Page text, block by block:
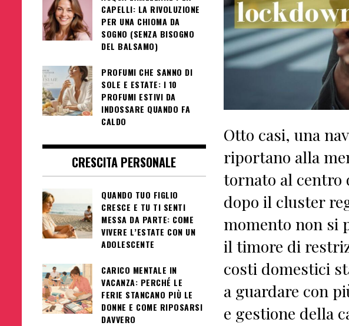
Otto casi, una
riportano alla
tornato al centro
dopo il cluster
momento non si
il timore di
costi domestici
a guardare con
e gestione della
CAPELLI: LA RIVOLUZIONE
PER UNA CHIOMA DA
SOGNO (SENZA BISOGNO
DEL BALSAMO)
PROFUMI CHE SANNO DI
SOLE E ESTATE: I 10
PROFUMI ESTIVI DA
INDOSSARE QUANDO FA
CALDO
CRESCITA PERSONALE
QUANDO TUO FIGLIO
CRESCE E TU TI SENTI
MESSA DA PARTE: COME
VIVERE L’ESTATE CON UN
ADOLESCENTE
CARICO MENTALE IN
VACANZA: PERCHÉ LE
FERIE STANCANO PIÙ LE
DONNE E COME RIPOSARSI
DAVVERO